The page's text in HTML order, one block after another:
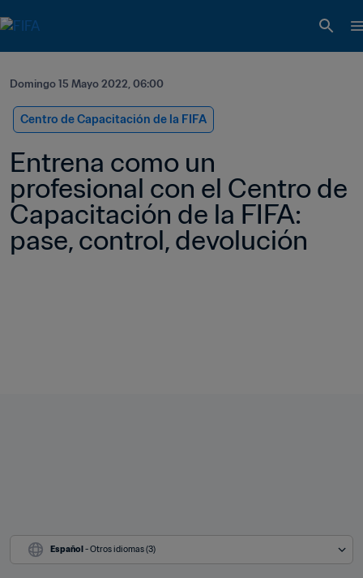
Domingo 15 Mayo 2022, 06:00
Centro de Capacitación de la FIFA
Entrena como un
profesional con el Centro de
Capacitación de la FIFA:
pase, control, devolución
Español - Otros idiomas (3)